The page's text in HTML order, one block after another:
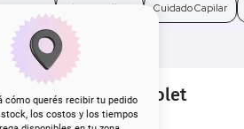
cómo querés recibir tu pedido
los costos y los tiempos
Electro Belleza Cuidado Capilar
Oud Ultra Violet